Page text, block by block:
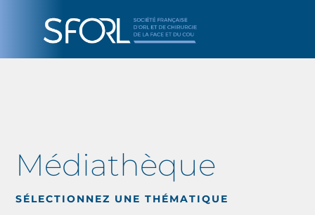
Médiathèque
SÉLECTIONNEZ UNE THÉMATIQUE